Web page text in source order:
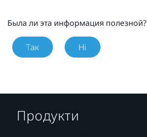
Была ли эта информация полезной?
Так Ні
Продукти